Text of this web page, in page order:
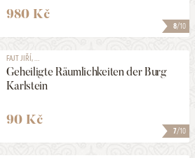
8/10
980 Kč
7/10
FAJT JIŘÍ, ...
Geheiligte Räumlichkeiten der Burg
Karlstein
90 Kč